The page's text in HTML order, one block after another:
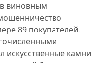
виновным
89 покупателей.
искусственные камни